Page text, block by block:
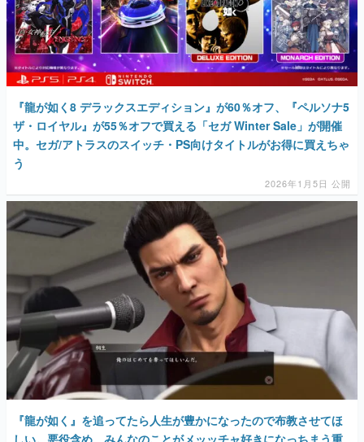
アプリレビュー
その他
電ファミニコゲーマーとは？
運営：株式会社マレ
『龍が如く8 デラックスエディション』が60％オフ、『ペルソナ5
ザ・ロイヤル』が55％オフで買える「セガ Winter Sale」が開催
中。セガ/アトラスのスイッチ・PS向けタイトルがお得に買えちゃ
う
2026年1月5日 公開
『龍が如く』を追ってたら人生が豊かになったので布教させてほ
しい。悪役含め、みんなのことがメッッチャ好きになっちまう重